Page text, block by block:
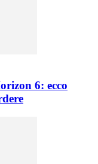
6: ecco